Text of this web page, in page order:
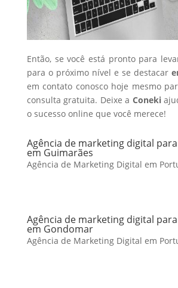
Então, se você está pronto para
para o próximo nível e se destacar
em contato conosco hoje mesmo
consulta gratuita. Deixe a Coneki
o sucesso online que você merece!
Agência de marketing digital
em Guimarães
Agência de Marketing Digital em
Agência de marketing digital
em Gondomar
Agência de Marketing Digital em